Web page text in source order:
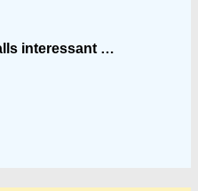
interessant …